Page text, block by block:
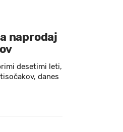
naprodaj
desetimi leti,
danes